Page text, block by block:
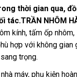
thời gian qua,
tác.TRẦN NHÔM
kính, tấm ốp nhôm,
hợp với không gian
trọng.
máy, phụ kiện